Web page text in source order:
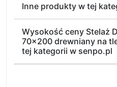
Inne produkty w tej
Wysokość ceny Stelaż
70x200 drewniany na
tej kategorii w senpo.pl